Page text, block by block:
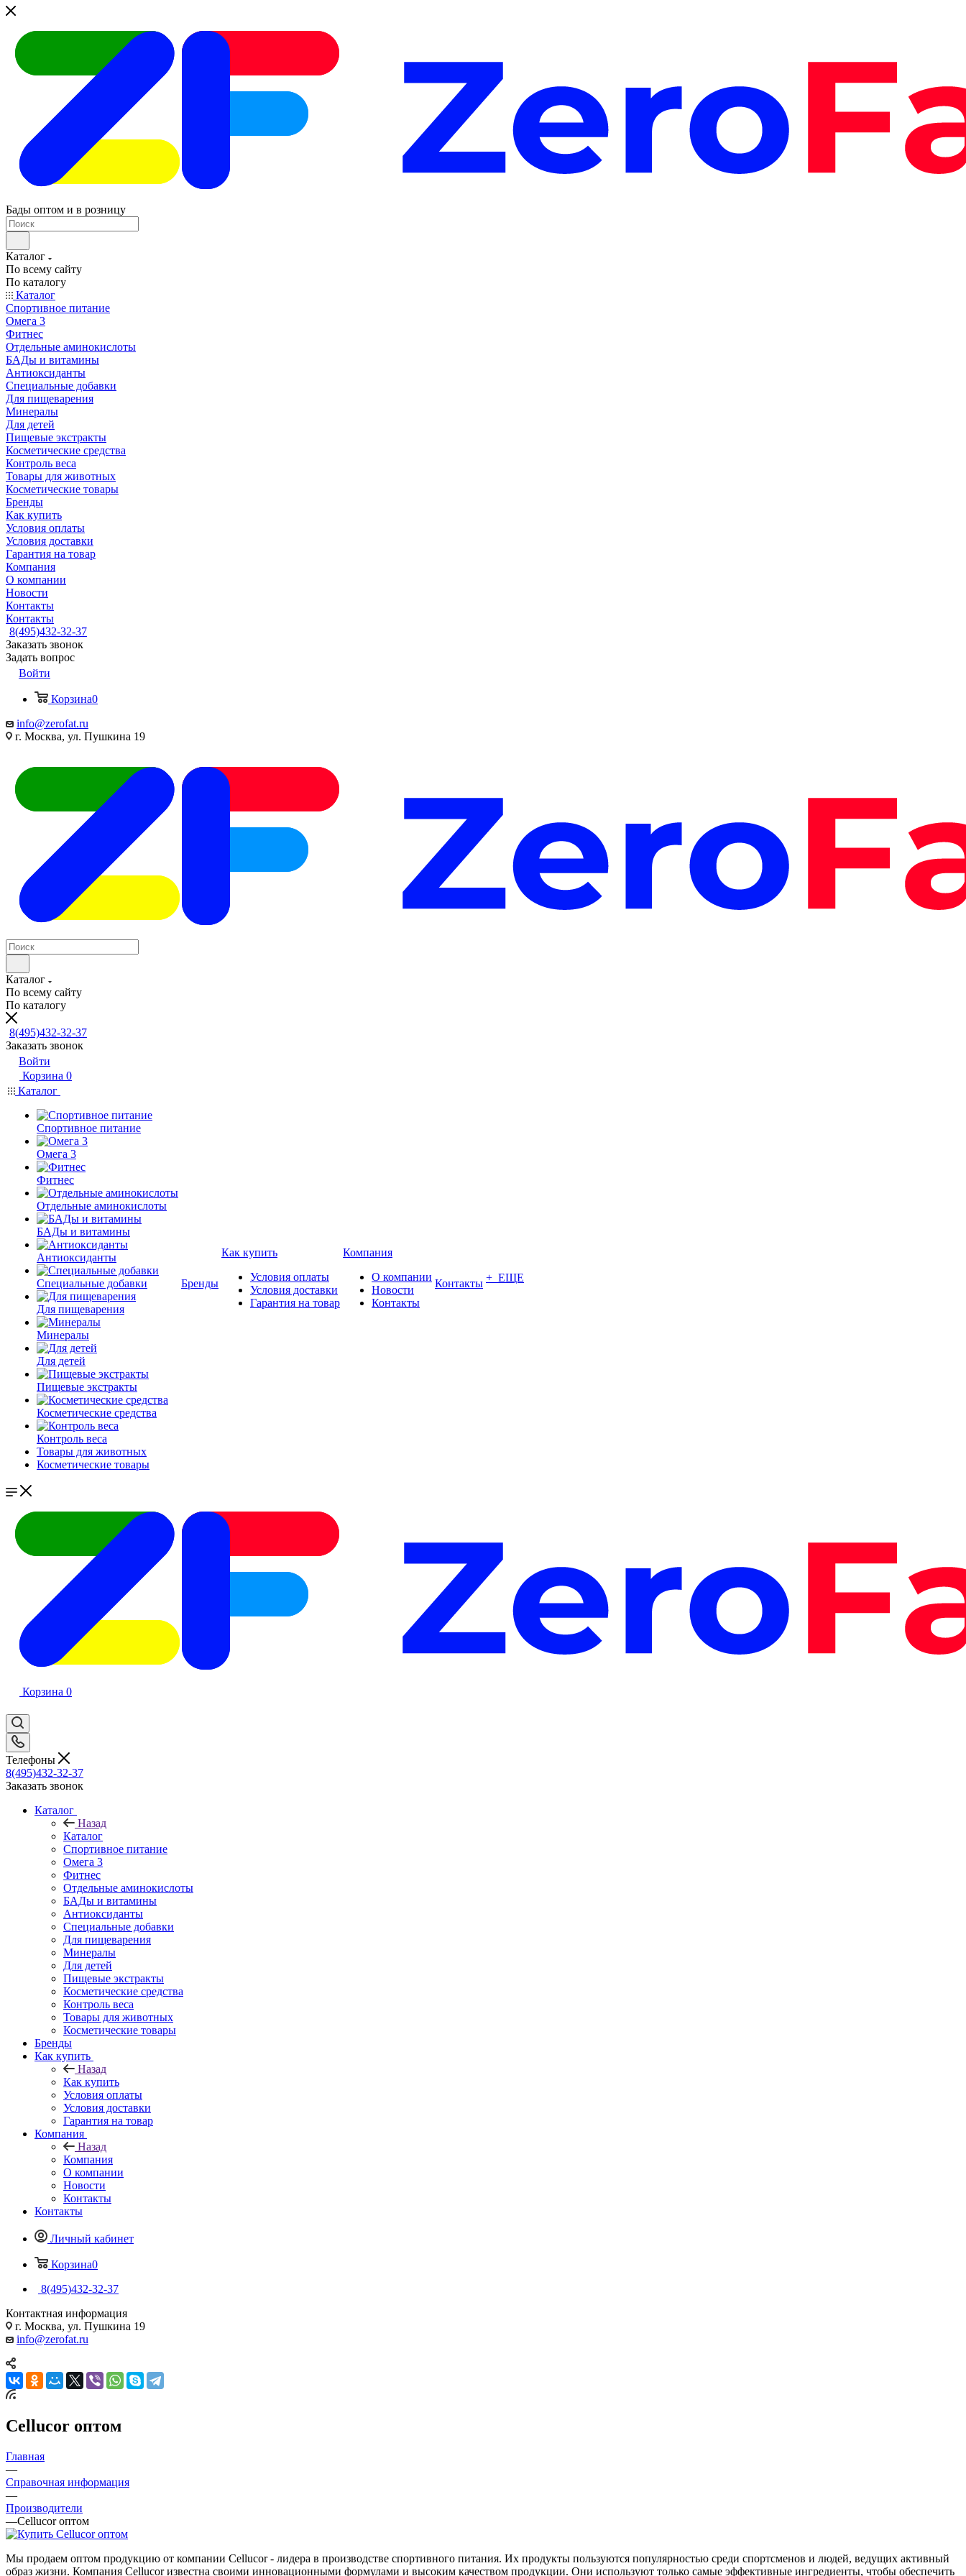
Бады оптом и в розницу
Каталог
По всему сайту
По каталогу
Каталог
Спортивное питание
Омега 3
Фитнес
Отдельные аминокислоты
БАДы и витамины
Антиоксиданты
Специальные добавки
Для пищеварения
Минералы
Для детей
Пищевые экстракты
Косметические средства
Контроль веса
Товары для животных
Косметические товары
Бренды
Как купить
Условия оплаты
Условия доставки
Гарантия на товар
Компания
О компании
Новости
Контакты
Контакты
8(495)432-32-37
Заказать звонок
Задать вопрос
Войти
Корзина0
info@zerofat.ru
г. Москва, ул. Пушкина 19
Каталог
По всему сайту
По каталогу
8(495)432-32-37
Заказать звонок
Войти
Корзина 0
Каталог
Спортивное питание
Омега 3
Фитнес
Отдельные аминокислоты
БАДы и витамины
Антиоксиданты
Специальные добавки
Для пищеварения
Минералы
Для детей
Пищевые экстракты
Косметические средства
Контроль веса
Товары для животных
Косметические товары
Бренды
Как купить
Условия оплаты
Условия доставки
Гарантия на товар
Компания
О компании
Новости
Контакты
Контакты + ЕЩЕ
Корзина 0
Телефоны
8(495)432-32-37
Заказать звонок
Каталог
Назад
Каталог
Спортивное питание
Омега 3
Фитнес
Отдельные аминокислоты
БАДы и витамины
Антиоксиданты
Специальные добавки
Для пищеварения
Минералы
Для детей
Пищевые экстракты
Косметические средства
Контроль веса
Товары для животных
Косметические товары
Бренды
Как купить
Назад
Как купить
Условия оплаты
Условия доставки
Гарантия на товар
Компания
Назад
Компания
О компании
Новости
Контакты
Контакты
Личный кабинет
Корзина0
8(495)432-32-37
Контактная информация
г. Москва, ул. Пушкина 19
info@zerofat.ru
Cellucor оптом
Главная
—
Справочная информация
—
Производители
—Cellucor оптом
Мы продаем оптом продукцию от компании Cellucor - лидера в производстве спортивного питания. Их продукты пользуются популярностью среди спортсменов и людей, ведущих активный
образ жизни. Компания Cellucor известна своими инновационными формулами и высоким качеством продукции. Они используют только самые эффективные ингредиенты, чтобы обеспечить